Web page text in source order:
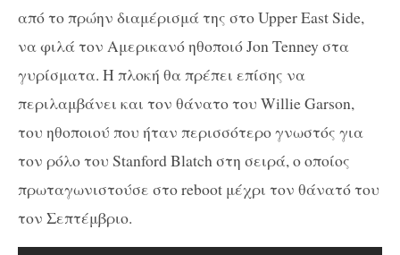
από το πρώην διαμέρισμά της στοUpperEastSide,
να φιλά τον Αμερικανό ηθοποιόJon Tenney στα
γυρίσματα. Η πλοκή θα πρέπει επίσης να
περιλαμβάνει και τον θάνατο του WillieGarson,
του ηθοποιού που ήταν περισσότερο γνωστός για
τον ρόλο του StanfordBlatch στη σειρά, ο οποίος
πρωταγωνιστούσε στοreboot μέχρι τον θάνατό του
τον Σεπτέμβριο.